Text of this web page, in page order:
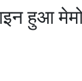
हुआ